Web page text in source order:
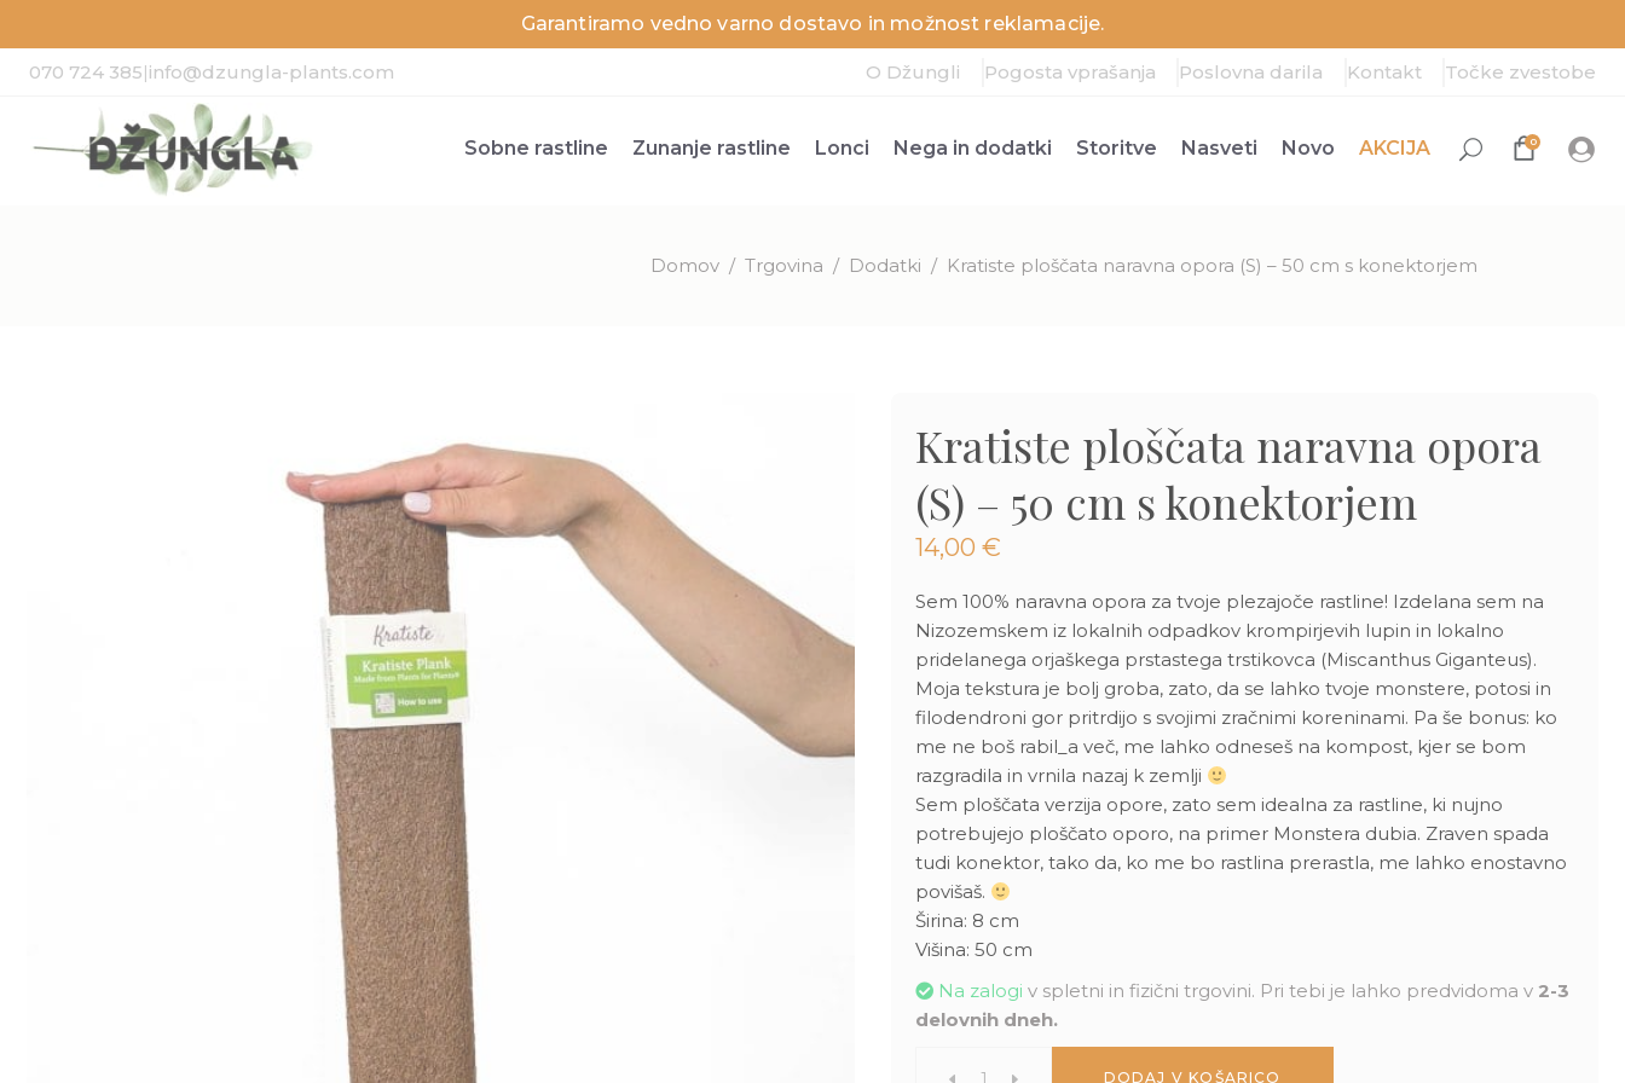
Garantiramo vedno varno dostavo in možnost reklamacije.
070 724 385|info@dzungla-plants.com O Džungli Pogosta vprašanja Poslovna darila Kontakt Točke zvestobe
Sobne rastline Zunanje rastline Lonci Nega in dodatki Storitve Nasveti Novo AKCIJA 0
Domov / Trgovina / Dodatki / Kratiste ploščata naravna opora (S) – 50 cm s konektorjem
Kratiste ploščata naravna opora
(S) – 50 cm s konektorjem
14,00 €
Sem 100% naravna opora za tvoje plezajoče rastline! Izdelana sem na
Nizozemskem iz lokalnih odpadkov krompirjevih lupin in lokalno
pridelanega orjaškega prstastega trstikovca (Miscanthus Giganteus).
Moja tekstura je bolj groba, zato, da se lahko tvoje monstere, potosi in
filodendroni gor pritrdijo s svojimi zračnimi koreninami. Pa še bonus: ko
me ne boš rabil_a več, me lahko odneseš na kompost, kjer se bom
razgradila in vrnila nazaj k zemlji
Sem ploščata verzija opore, zato sem idealna za rastline, ki nujno
potrebujejo ploščato oporo, na primer Monstera dubia. Zraven spada
tudi konektor, tako da, ko me bo rastlina prerastla, me lahko enostavno
povišaš.
Širina: 8 cm
Višina: 50 cm
Na zalogi v spletni in fizični trgovini. Pri tebi je lahko predvidoma v 2-3
delovnih dneh.
Kratiste DODAJ V KOŠARICO